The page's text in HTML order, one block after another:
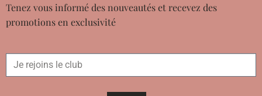
Tenez vous informé des nouveautés et recevez des
promotions en exclusivité